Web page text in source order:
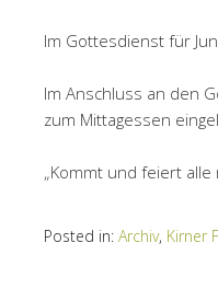
Im Gottesdienst für
Im Anschluss an den
zum Mittagessen
„Kommt und feiert alle
Posted in: Archiv, Kirner